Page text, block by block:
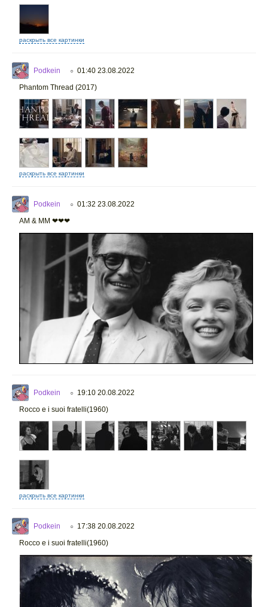
раскрыть все картинки
Podkein ○ 01:40 23.08.2022
Phantom Thread (2017)
раскрыть все картинки
Podkein ○ 01:32 23.08.2022
AM & MM ❤❤❤
Podkein ○ 19:10 20.08.2022
Rocco e i suoi fratelli(1960)
раскрыть все картинки
Podkein ○ 17:38 20.08.2022
Rocco e i suoi fratelli(1960)